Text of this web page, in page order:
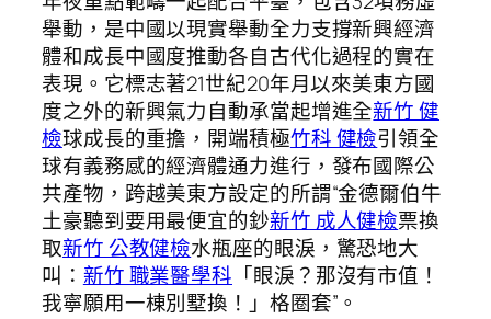
舉動，是中國以現實舉動全力支撐新興經濟
體和成長中國度推動各自古代化過程的實在
表現。它標志著21世紀20年月以來美東方國
度之外的新興氣力自動承當起增進全新竹 健
檢球成長的重擔，開端積極竹科 健檢引領全
球有義務感的經濟體通力進行，發布國際公
共產物，跨越美東方設定的所謂“金德爾伯牛
土豪聽到要用最便宜的鈔新竹 成人健檢票換
取新竹 公教健檢水瓶座的眼淚，驚恐地大
叫： 新竹 職業醫學科 「眼淚？那沒有市值！
我寧願用一棟別墅換！」格圈套”。